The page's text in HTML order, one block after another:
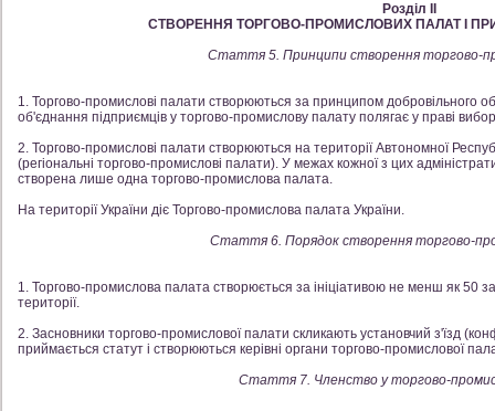
Розділ II
СТВОРЕННЯ ТОРГОВО-ПРОМИСЛОВИХ ПАЛАТ І
Стаття 5. Принципи створення торгово-
1. Торгово-промислові палати створюються за принципом добровільного
об'єднання підприємців у торгово-промислову палату полягає у праві
2. Торгово-промислові палати створюються на території Автономної
(регіональні торгово-промислові палати). У межах кожної з цих
створена лише одна торгово-промислова палата.
На території України діє Торгово-промислова палата України.
Стаття 6. Порядок створення торгово-
1. Торгово-промислова палата створюється за ініціативою не менш як 50
території.
2. Засновники торгово-промислової палати скликають установчий з'їзд
приймається статут і створюються керівні органи торгово-промислової
Стаття 7. Членство у торгово-